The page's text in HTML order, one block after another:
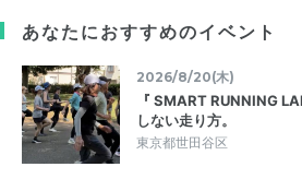
あなたにおすすめのイベント
2026/8/20(木)
『 SMART RUNNING
しない走り方。
東京都世田谷区